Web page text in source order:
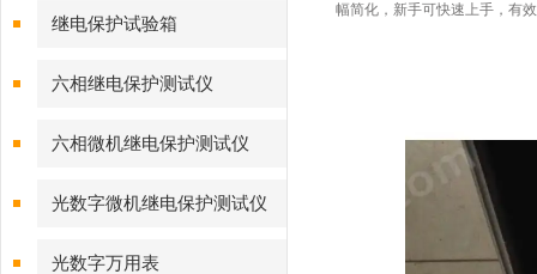
继电保护试验箱
六相继电保护测试仪
六相微机继电保护测试仪
光数字微机继电保护测试仪
光数字万用表
幅简化，新手可快速上手，有